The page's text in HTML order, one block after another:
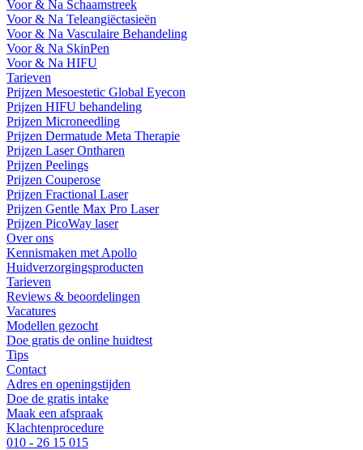
Voor & Na Schaamstreek
Voor & Na Teleangiëctasieën
Voor & Na Vasculaire Behandeling
Voor & Na SkinPen
Voor & Na HIFU
Tarieven
Prijzen Mesoestetic Global Eyecon
Prijzen HIFU behandeling
Prijzen Microneedling
Prijzen Dermatude Meta Therapie
Prijzen Laser Ontharen
Prijzen Peelings
Prijzen Couperose
Prijzen Fractional Laser
Prijzen Gentle Max Pro Laser
Prijzen PicoWay laser
Over ons
Kennismaken met Apollo
Huidverzorgingsproducten
Tarieven
Reviews & beoordelingen
Vacatures
Modellen gezocht
Doe gratis de online huidtest
Tips
Contact
Adres en openingstijden
Doe de gratis intake
Maak een afspraak
Klachtenprocedure
010 - 26 15 015